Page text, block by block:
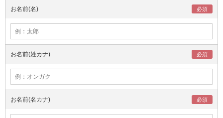
お名前(名)
お名前(姓カナ)
お名前(名カナ)